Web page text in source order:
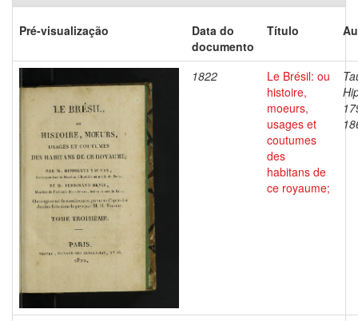
Pré-visualização
Data do
documento
Título
1822
Le Brésil: ou
histoire,
moeurs,
usages et
coutumes
des
habitans de
ce royaume;